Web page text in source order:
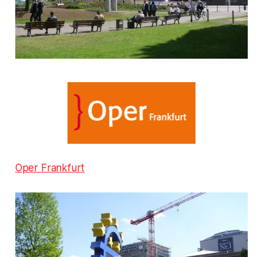
Oper Frankfurt